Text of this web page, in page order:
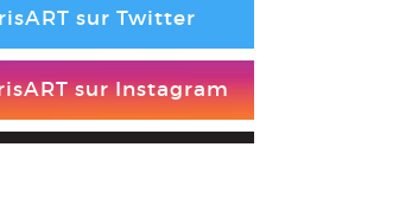
sur Twitter
sur Instagram